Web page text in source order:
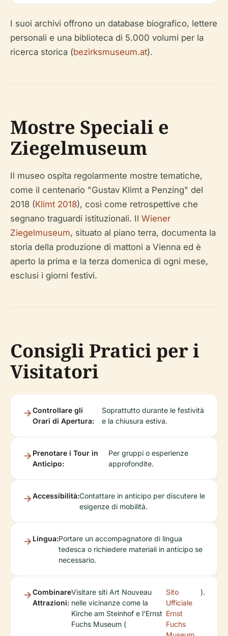
I suoi archivi offrono un database biografico, lettere
personali e una biblioteca di 5.000 volumi per la
ricerca storica (bezirksmuseum.at).
Mostre Speciali e
Ziegelmuseum
Il museo ospita regolarmente mostre tematiche,
come il centenario "Gustav Klimt a Penzing" del
2018 (Klimt 2018), così come retrospettive che
segnano traguardi istituzionali. Il Wiener
Ziegelmuseum, situato al piano terra, documenta la
storia della produzione di mattoni a Vienna ed è
aperto la prima e la terza domenica di ogni mese,
esclusi i giorni festivi.
Consigli Pratici per i
Visitatori
Controllare gli
Orari di Apertura:
Soprattutto durante le festività
e la chiusura estiva.
Prenotare i Tour in
Anticipo:
Per gruppi o esperienze
approfondite.
Accessibilità:Contattare in anticipo per discutere le
esigenze di mobilità.
Lingua:Portare un accompagnatore di lingua
tedesca o richiedere materiali in anticipo se
necessario.
Combinare
Attrazioni:
Visitare siti Art Nouveau
nelle vicinanze come la
Kirche am Steinhof e l'Ernst
Fuchs Museum (
Sito
Ufficiale
Ernst
Fuchs
).